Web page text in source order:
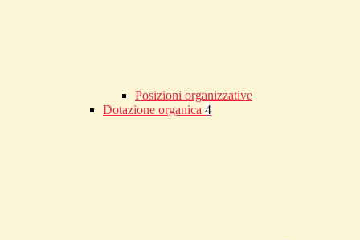
Posizioni organizzative
Dotazione organica 4